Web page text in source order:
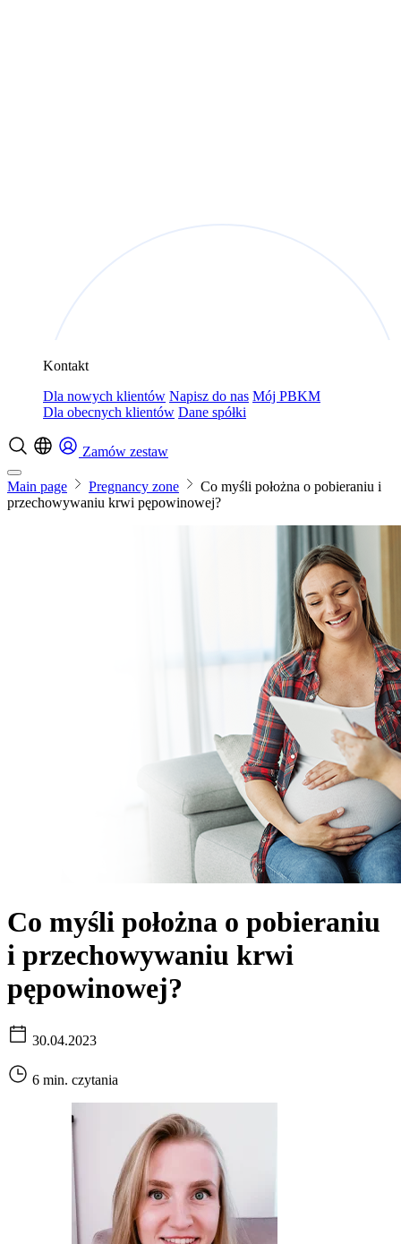
Kontakt
Dla nowych klientów Napisz do nas Mój PBKM
Dla obecnych klientów Dane spółki
Zamów zestaw
Main page Pregnancy zone
Co myśli położna o pobieraniu i
przechowywaniu krwi pępowinowej?
Co myśli położna o pobieraniu
i przechowywaniu krwi
pępowinowej?
30.04.2023
6 min. czytania